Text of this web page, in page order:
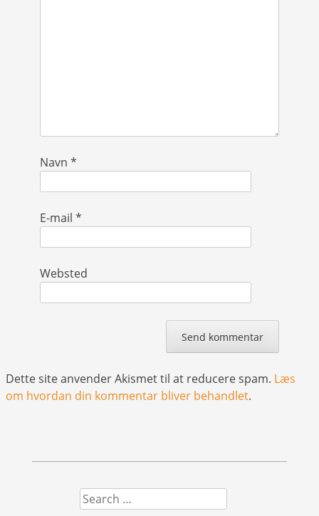
Navn *
E-mail *
Websted
Dette site anvender Akismet til at reducere spam. Læs
om hvordan din kommentar bliver behandlet.
Search